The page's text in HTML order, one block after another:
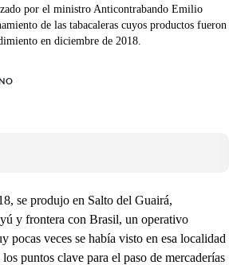
por el ministro Anticontrabando Emilio
de las tabacaleras cuyos productos fueron
en diciembre de 2018.
se produjo en Salto del Guairá,
y frontera con Brasil, un operativo
pocas veces se había visto en esa localidad
puntos clave para el paso de mercaderías